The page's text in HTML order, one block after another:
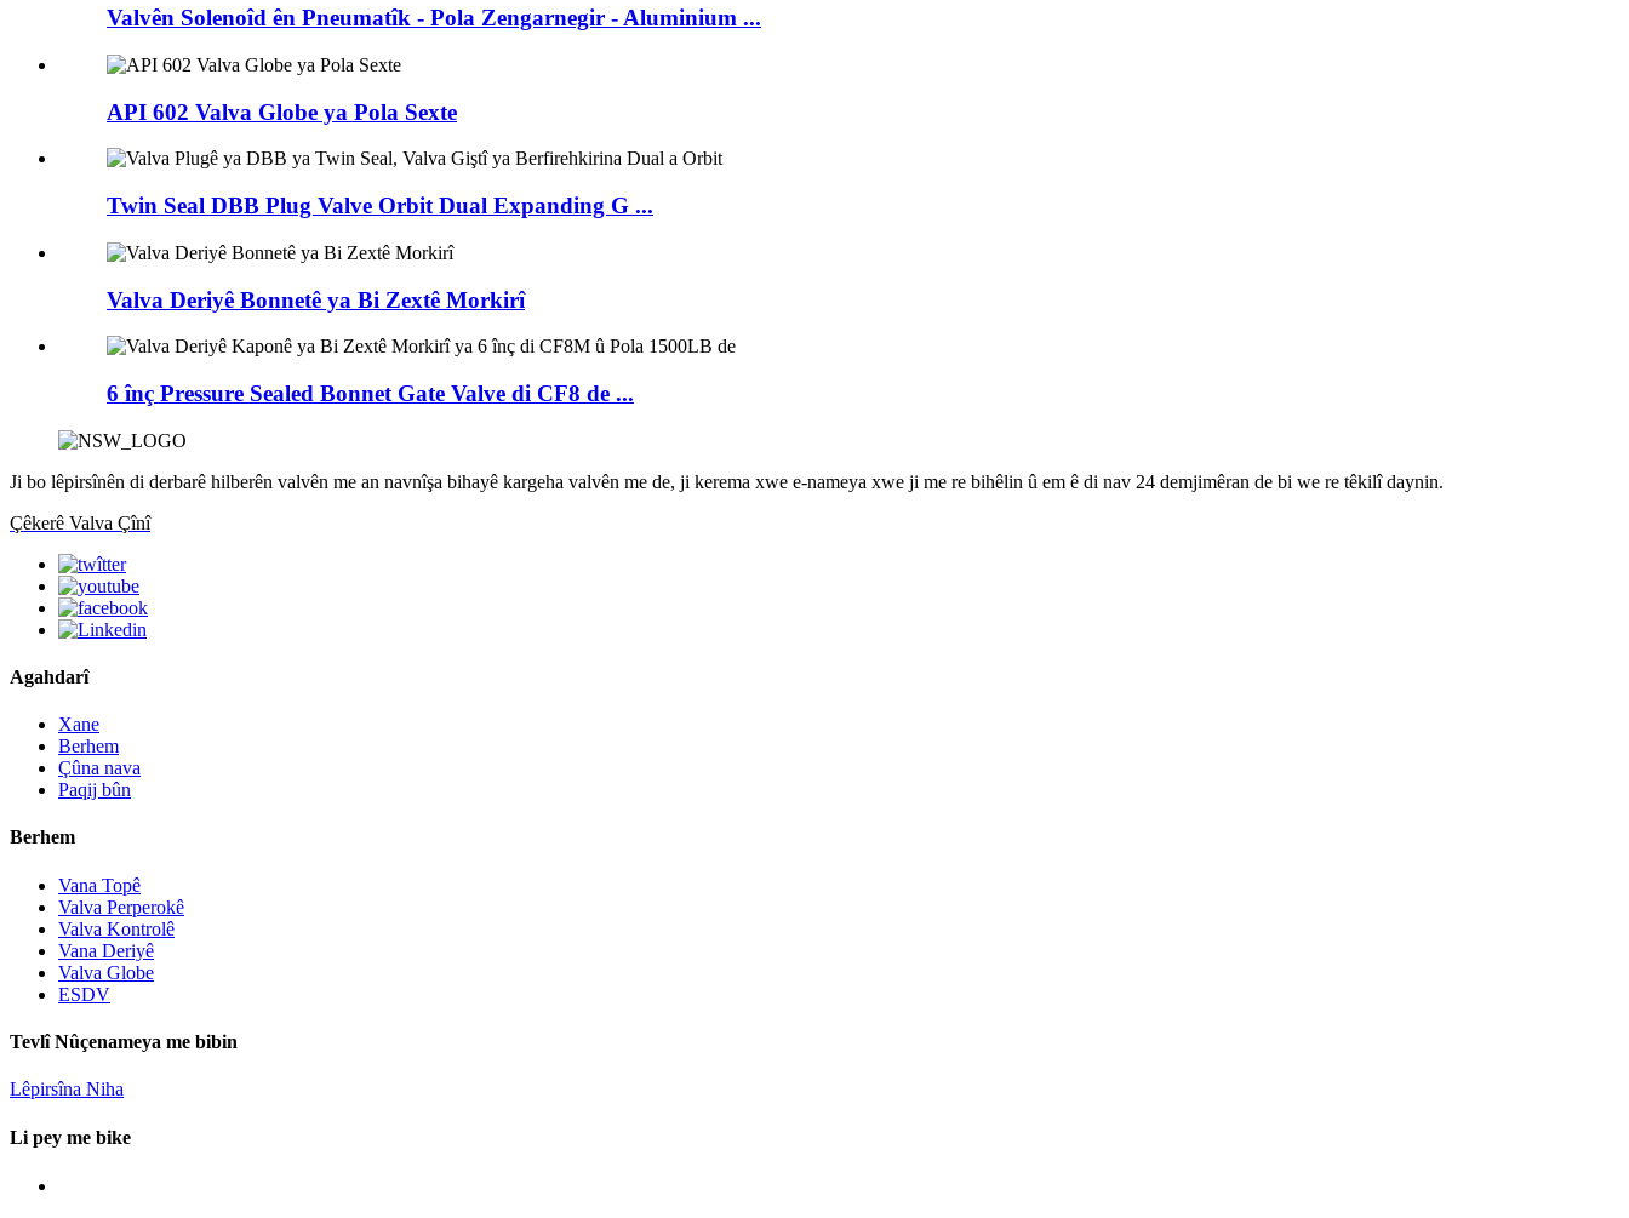
Valvên Solenoîd ên Pneumatîk - Pola Zengarnegir - Aluminium ...
API 602 Valva Globe ya Pola Sexte
Twin Seal DBB Plug Valve Orbit Dual Expanding G ...
Valva Deriyê Bonnetê ya Bi Zextê Morkirî
6 înç Pressure Sealed Bonnet Gate Valve di CF8 de ...
Ji bo lêpirsînên di derbarê hilberên valvên me an navnîşa bihayê kargeha valvên me de, ji kerema xwe e-nameya xwe ji me re bihêlin û em ê di nav 24 demjimêran de bi we re têkilî daynin.
Çêkerê Valva Çînî
Agahdarî
Xane
Berhem
Çûna nava
Paqij bûn
Berhem
Vana Topê
Valva Perperokê
Valva Kontrolê
Vana Deriyê
Valva Globe
ESDV
Tevlî Nûçenameya me bibin
Lêpirsîna Niha
Li pey me bike